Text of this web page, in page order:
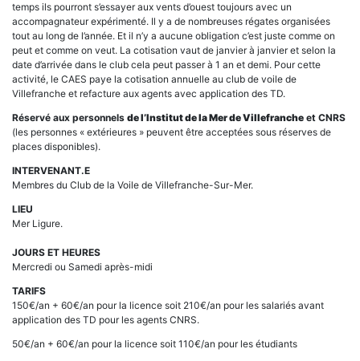
temps ils pourront s’essayer aux vents d’ouest toujours avec un
accompagnateur expérimenté. Il y a de nombreuses régates organisées
tout au long de l’année. Et il n’y a aucune obligation c’est juste comme on
peut et comme on veut. La cotisation vaut de janvier à janvier et selon la
date d’arrivée dans le club cela peut passer à 1 an et demi. Pour cette
activité, le CAES paye la cotisation annuelle au club de voile de
Villefranche et refacture aux agents avec application des TD.
Réservé aux personnels de l’Institut de la Mer de Villefranche et CNRS
(les personnes « extérieures » peuvent être acceptées sous réserves de
places disponibles).
INTERVENANT.E
Membres du Club de la Voile de Villefranche-Sur-Mer.
LIEU
Mer Ligure.
JOURS ET HEURES
Mercredi ou Samedi après-midi
TARIFS
150€/an + 60€/an pour la licence soit 210€/an pour les salariés avant
application des TD pour les agents CNRS.
50€/an + 60€/an pour la licence soit 110€/an pour les étudiants